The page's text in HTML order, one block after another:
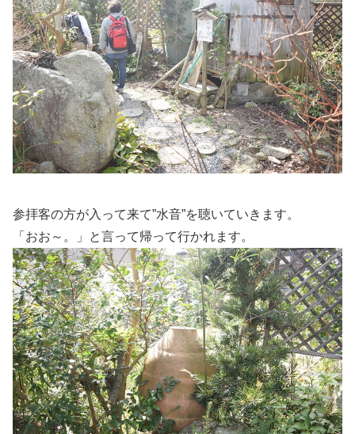
参拝客の方が入って来て”水音”を聴いていきます。
「おお～。」と言って帰って行かれます。